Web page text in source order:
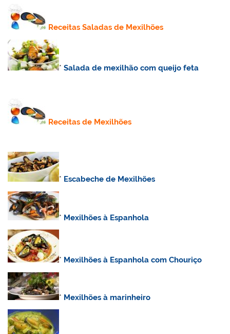
Receitas Saladas de Mexilhões
*Salada de mexilhão com queijo feta
Receitas de Mexilhões
* Escabeche de Mexilhões
* Mexilhões à Espanhola
* Mexilhões à Espanhola com Chouriço
* Mexilhões à marinheiro